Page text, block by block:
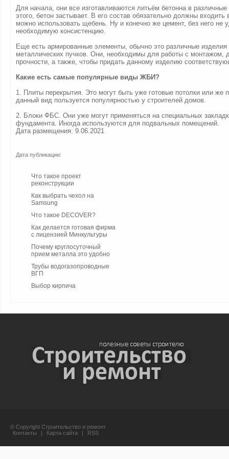
Для начала, они все изготавливаются литьём бетонна в
этого, бетон застывает. В его состав обязательно должны входить
можно использовать щебень. Ну и конечно же цемент, без него не
необходимую консистенцию.
Еще есть армированные элементы, обычно это различные изделия
металлических пучков. Они, необходимы для работы с монтажом,
прочности, а также, чтобы придать данному изделию
Какие есть самые популярные виды ЖБИ?
1. Плиты перекрытия. Это могут быть уже готовые потолки или же
данный вид пользуется популярностью у строителей домов.
2. Блоки ФБС. Они уже могут применяться на специальных
фундамента. Иногда используются для подвальных помещений.
Дата размещения: 9.06.2021
Дата публикации:
Что такое проект
реконструкции
Как выбрать чехол на
Samsung
Что такое DECOVER?
Как делается готовая фирма
с лицензией Минкультуры
Почему круглосуточный
прием металла это удобно
Трубы водогазопроводные
ВГП
Выбор кирпича
© Copyright Строительство и ремонт
Контакты
| Карта сайта | RSS